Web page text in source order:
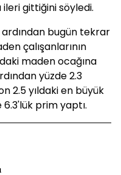
gittiğini söyledi.
ardından bugün tekrar
çalışanlarının
maden ocağına
yüzde 2.3
2.5 yıldaki en büyük
6.3'lük prim yaptı.